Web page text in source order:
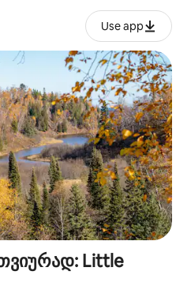
Use app
Little